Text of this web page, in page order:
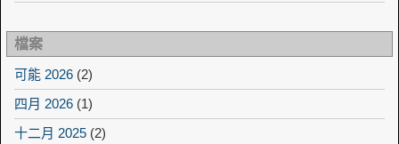
檔案
可能 2026 (2)
四月 2026 (1)
十二月 2025 (2)